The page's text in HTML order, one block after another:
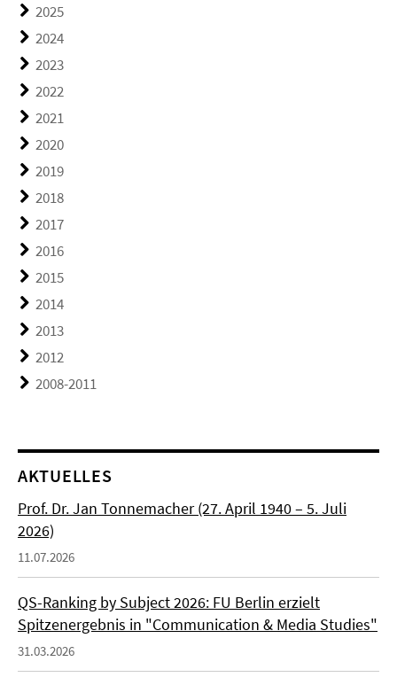
2025
2024
2023
2022
2021
2020
2019
2018
2017
2016
2015
2014
2013
2012
2008-2011
AKTUELLES
Prof. Dr. Jan Tonnemacher (27. April 1940 – 5. Juli
2026)
11.07.2026
QS-Ranking by Subject 2026: FU Berlin erzielt
Spitzenergebnis in "Communication & Media Studies"
31.03.2026